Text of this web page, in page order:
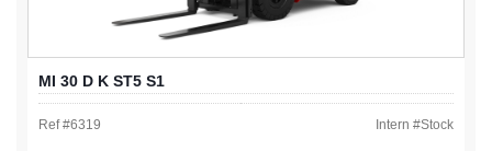
MI 30 D K ST5 S1
Ref #6319 Intern #Stock